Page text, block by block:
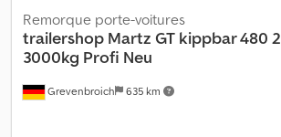
Grevenbroich 635 km
Remorque porte-voitures
trailershop Martz GT kippbar 480 2
3000kg Profi Neu